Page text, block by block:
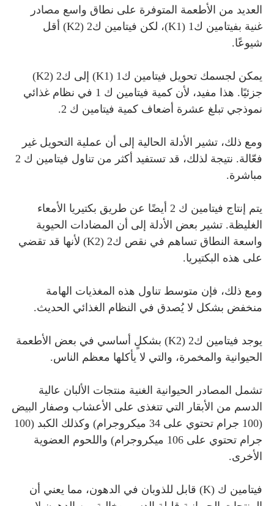
العديد من الأطعمة المتوفرة على نطاق واسع مصادر
غنية بفيتامين ك1 (K1)، لكن فيتامين ك2 (K2) أقل
شيوعًا.
يمكن لجسمك تحويل فيتامين ك1 (K1) إلى ك2 (K2)
جزئيًا. هذا مفيد، لأن كمية فيتامين ك 1 في نظام غذائي
نموذجي تبلغ عشرة أضعاف كمية فيتامين ك 2.
ومع ذلك، تشير الأدلة الحالية إلى أن عملية التحويل غير
فعّالة. نتيجة لذلك، قد تستفيد أكثر من تناول فيتامين ك 2
مباشرة.
يتم إنتاج فيتامين ك 2 أيضًا عن طريق بكتيريا الأمعاء
الغليظة. تشير بعض الأدلة إلى أن المضادات الحيوية
واسعة النطاق تساهم في نقص ك2 (K2) لأنها قد تقضي
على هذه البكتيريا.
ومع ذلك، فإن متوسط ​​تناول هذه المغذيات الهامة
منخفض بشكل لا يُصدق في النظام الغذائي الحديث.
يوجد فيتامين ك2 (K2) بشكلٍ أساسي في بعض الأطعمة
الحيوانية والمخمرة، والتي لا يأكلها معظم الناس.
تشمل المصادر الحيوانية الغنية منتجات الألبان عالية
الدسم من الأبقار التي تتغذى على الأعشاب وصفار البيض
(100 جرام تحتوي على 34 ميكروجرام) وكذلك الكبد (100
جرام تحتوي على 106 ميكروجرام) واللحوم العضوية
الأخرى.
فيتامين ك (K) قابل للذوبان في الدهون، مما يعني أن